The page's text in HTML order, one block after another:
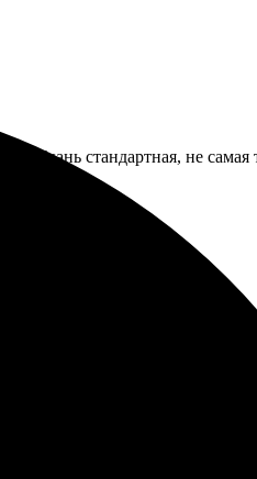
Ткань стандартная, не самая
предложили варианты.
кто ценит красивые